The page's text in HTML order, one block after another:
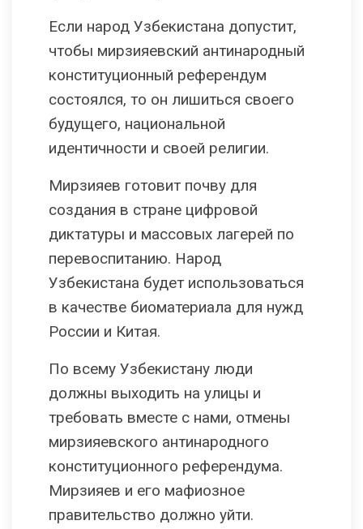
Если народ Узбекистана допустит,
чтобы мирзияевский антинародный
конституционный референдум
состоялся, то он лишиться своего
будущего, национальной
идентичности и своей религии.
Мирзияев готовит почву для
создания в стране цифровой
диктатуры и массовых лагерей по
перевоспитанию. Народ
Узбекистана будет использоваться
в качестве биоматериала для нужд
России и Китая.
По всему Узбекистану люди
должны выходить на улицы и
требовать вместе с нами, отмены
мирзияевского антинародного
конституционного референдума.
Мирзияев и его мафиозное
правительство должно уйти.